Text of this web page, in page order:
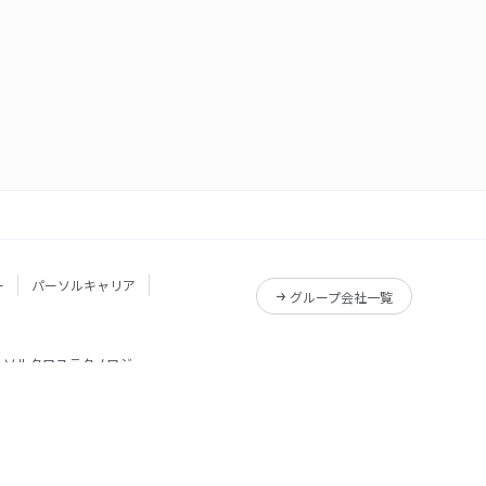
パーソルキャリア
グループ会社一覧
ソルクロステクノロジー